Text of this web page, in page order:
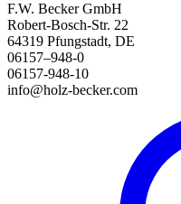
F.W. Becker GmbH
Robert-Bosch-Str. 22
64319 Pfungstadt, DE
06157–948-0
06157-948-10
info@holz-becker.com